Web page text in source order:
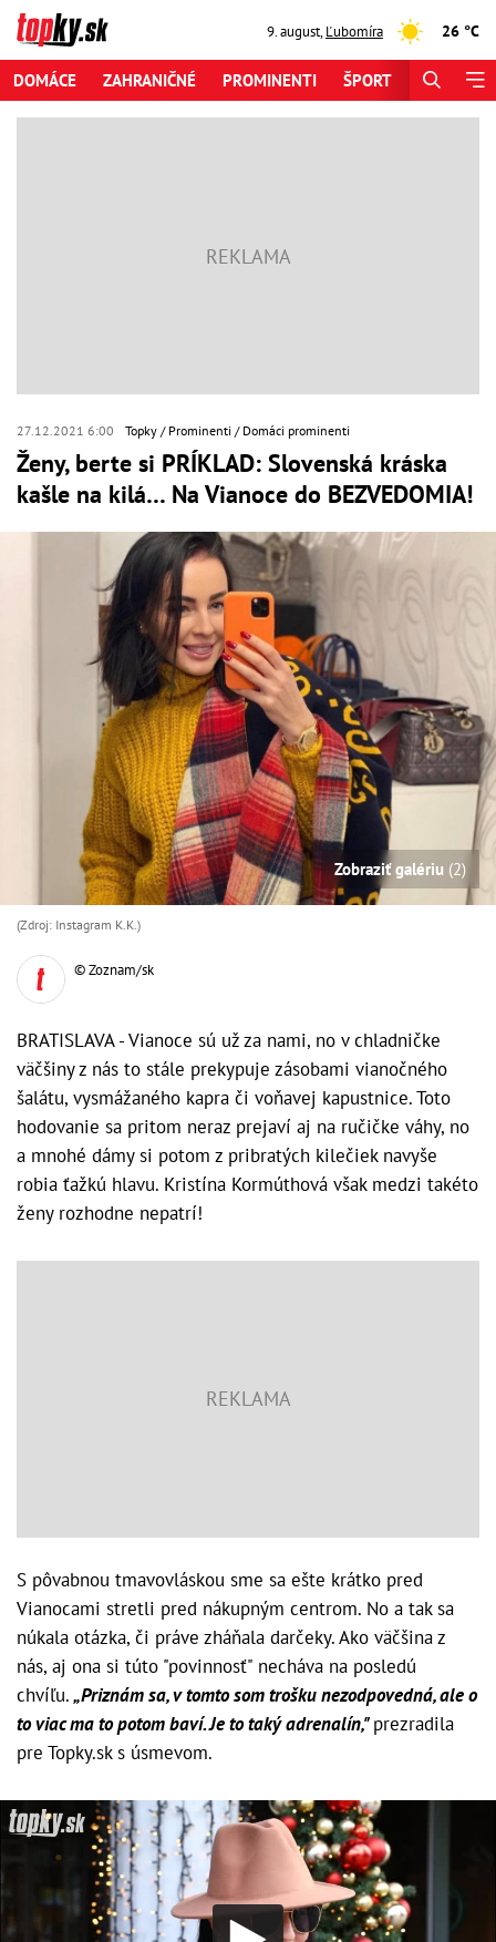
9. august,Ľubomíra 26 °C
DOMÁCE ZAHRANIČNÉ PROMINENTI ŠPORT
27.12.2021 6:00 Topky Prominenti Domáci prominenti
Ženy, berte si PRÍKLAD: Slovenská kráska
kašle na kilá… Na Vianoce do BEZVEDOMIA!
Zobraziť galériu (2)
(Zdroj: Instagram K.K.)
© Zoznam/sk
BRATISLAVA - Vianoce sú už za nami, no v chladničke
väčšiny z nás to stále prekypuje zásobami vianočného
šalátu, vysmážaného kapra či voňavej kapustnice. Toto
hodovanie sa pritom neraz prejaví aj na ručičke váhy, no
a mnohé dámy si potom z pribratých kilečiek navyše
robia ťažkú hlavu. Kristína Kormúthová však medzi takéto
ženy rozhodne nepatrí!
S pôvabnou tmavovláskou sme sa ešte krátko pred
Vianocami stretli pred nákupným centrom. No a tak sa
núkala otázka, či práve zháňala darčeky. Ako väčšina z
nás, aj ona si túto "povinnosť" necháva na posledú
chvíľu.„Priznám sa, v tomto som trošku nezodpovedná, ale o
to viac ma to potom baví. Je to taký adrenalín,"prezradila
pre Topky.sk s úsmevom.